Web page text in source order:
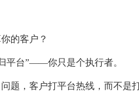
的客户？
平台”——你只是个执行者。
题，客户打平台热线，而不是